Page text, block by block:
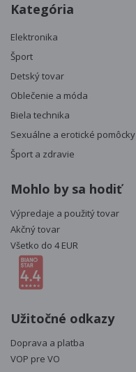
Kategória
Elektronika
Šport
Detský tovar
Oblečenie a móda
Biela technika
Sexuálne a erotické pomôcky
Šport a zdravie
Mohlo by sa hodiť
Výpredaje a použitý tovar
Akčný tovar
Všetko do 4 EUR
Užitočné odkazy
Doprava a platba
VOP pre VO